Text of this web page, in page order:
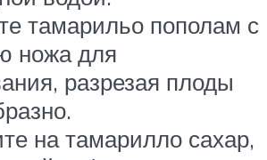
тамарильо пополам с
ножа для
разрезая плоды
на тамарилло сахар,